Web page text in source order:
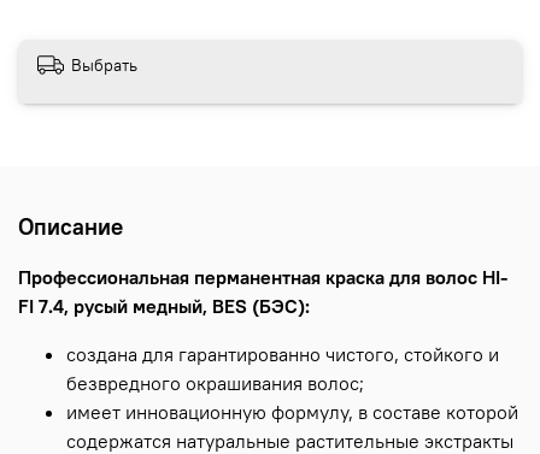
Выбрать
Описание
Профессиональная перманентная краска для волос HI-
FI 7.4, русый медный, BES (БЭС):
создана для гарантированно чистого, стойкого и
безвредного окрашивания волос;
имеет инновационную формулу, в составе которой
содержатся натуральные растительные экстракты